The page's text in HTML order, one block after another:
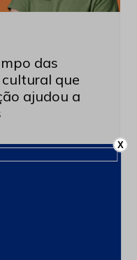
das
que
ajudou a
X